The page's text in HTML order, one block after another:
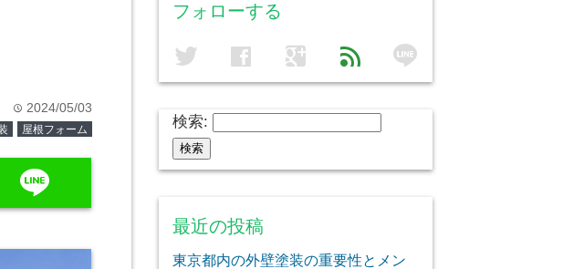
time 2024/05/03
屋根フォーム
line
フォローする
twitter facebook google feed line
検索:
最近の投稿
東京都内の外壁塗装の重要性とメン